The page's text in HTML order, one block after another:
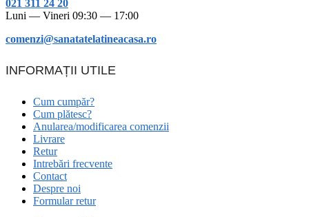
021 311 24 20
Luni — Vineri 09:30 — 17:00
comenzi@sanatatelatineacasa.ro
INFORMAȚII UTILE
Cum cumpăr?
Cum plătesc?
Anularea/modificarea comenzii
Livrare
Retur
Intrebări frecvente
Contact
Despre noi
Formular retur